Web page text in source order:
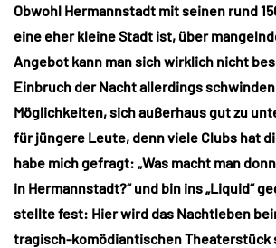
Obwohl Hermannstadt mit seinen rund
eine eher kleine Stadt ist, über
Angebot kann man sich wirklich nicht
Einbruch der Nacht allerdings
Möglichkeiten, sich außerhaus gut zu
für jüngere Leute, denn viele Clubs hat
habe mich gefragt: „Was macht man
in Hermannstadt?“ und bin ins „Liquid“
stellte fest: Hier wird das Nachtleben
tragisch-komödiantischen Theaterstück